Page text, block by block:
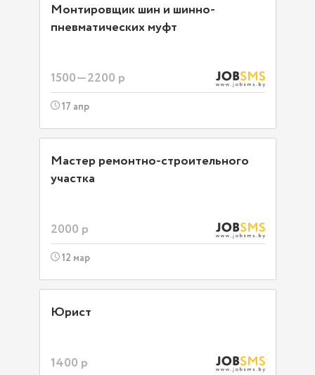
Монтировщик шин и шинно-
пневматических муфт
1500—2200 р
17 апр
Мастер ремонтно-строительного
участка
2000 р
12 мар
Юрист
1400 р